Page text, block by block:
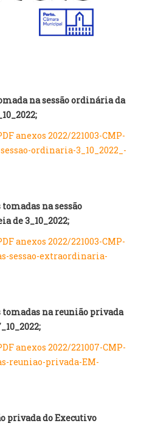
DO EXECUTIVO
na sessão ordinária da
anexos 2022/221003-CMP-
ordinaria-3_10_2022_-
na sessão
de 3_10_2022;
anexos 2022/221003-CMP-
sessao-extraordinaria-
na reunião privada
anexos 2022/221007-CMP-
reuniao-privada-EM-
privada do Executivo